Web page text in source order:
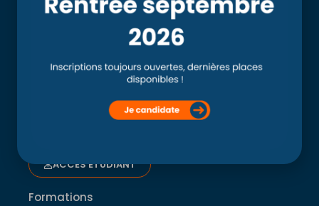
Accueil
Clinique externe
Service aux étudiants
ACCÈS ÉTUDIANT
Formations